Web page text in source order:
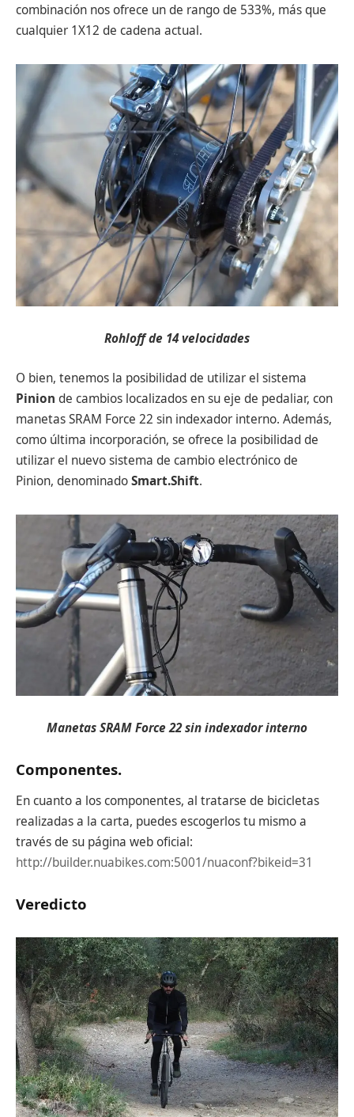
combinación nos ofrece un de rango de 533%, más que
cualquier 1X12 de cadena actual.
Rohloff de 14 velocidades
O bien, tenemos la posibilidad de utilizar el sistema
Pinion de cambios localizados en su eje de pedaliar, con
manetas SRAM Force 22 sin indexador interno. Además,
como última incorporación, se ofrece la posibilidad de
utilizar el nuevo sistema de cambio electrónico de
Pinion, denominadoSmart.Shift.
Manetas SRAM Force 22 sin indexador interno
Componentes.
En cuanto a los componentes, al tratarse de bicicletas
realizadas a la carta, puedes escogerlos tu mismo a
través de su página web oficial:
http://builder.nuabikes.com:5001/nuaconf?bikeid=31
Veredicto